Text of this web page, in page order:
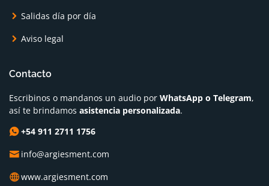
Salidas día por día
Aviso legal
Contacto
Escribinos o mandanos un audio por WhatsApp o Telegram,
así te brindamos asistencia personalizada.
+54 911 2711 1756
info@argiesment.com
www.argiesment.com